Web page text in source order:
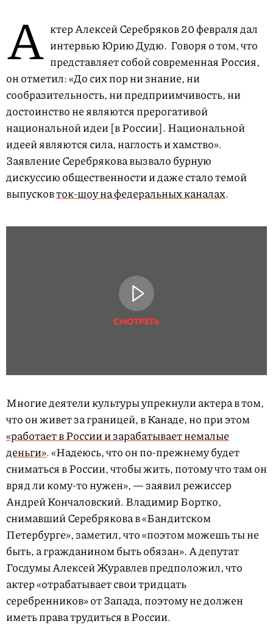
А ктер Алексей Серебряков 20 февраля дал
интервью Юрию Дудю. Говоря о том, что
представляет собой современная Россия,
он отметил: «До сих пор ни знание, ни
сообразительность, ни предприимчивость, ни
достоинство не являются прерогативой
национальной идеи [в России]. Национальной
идеей являются сила, наглость и хамство».
Заявление Серебрякова вызвало бурную
дискуссию общественности и даже стало темой
выпусковток-шоу на федеральных каналах.
СМОТРЕТЬ
Многие деятели культуры упрекнули актера в том,
что он живет за границей, в Канаде, но при этом
«работает в России и зарабатывает немалые
деньги». «Надеюсь, что он по-прежнему будет
сниматься в России, чтобы жить, потому что там он
вряд ли кому-то нужен», — заявил режиссер
Андрей Кончаловский. Владимир Бортко,
снимавший Серебрякова в «Бандитском
Петербурге», заметил, что «поэтом можешь ты не
быть, а гражданином быть обязан». А депутат
Госдумы Алексей Журавлев предположил, что
актер «отрабатывает свои тридцать
серебренников» от Запада, поэтому не должен
иметь права трудиться в России.